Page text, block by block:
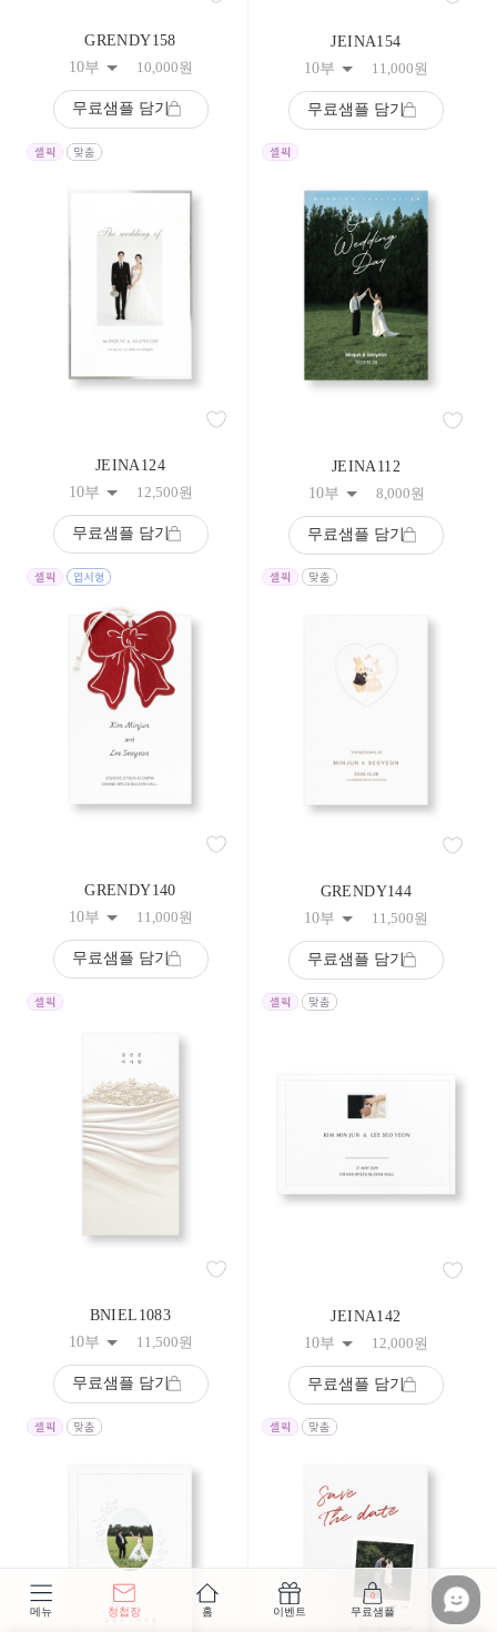
메뉴 청첩장 홈 이벤트
0
무료샘플
GRENDY158
10부
10,000원
무료샘플 담기
JEINA154
10부
11,000원
무료샘플 담기
JEINA124
10부
12,500원
무료샘플 담기
JEINA112
10부
8,000원
무료샘플 담기
GRENDY140
10부
11,000원
무료샘플 담기
GRENDY144
10부
11,500원
무료샘플 담기
BNIEL1083
10부
11,500원
무료샘플 담기
JEINA142
10부
12,000원
무료샘플 담기